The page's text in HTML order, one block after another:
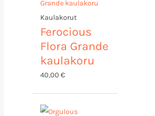
Kaulakorut
Ferocious
Flora Grande
kaulakoru
40,00 €